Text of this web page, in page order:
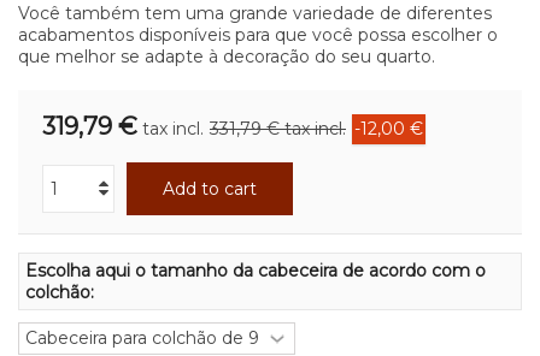
Você também tem uma grande variedade de diferentes
acabamentos disponíveis para que você possa escolher o
que melhor se adapte à decoração do seu quarto.
319,79 € tax incl. 331,79 €tax incl. -12,00 €
Add to cart
Escolha aqui o tamanho da cabeceira de acordo com o
colchão: